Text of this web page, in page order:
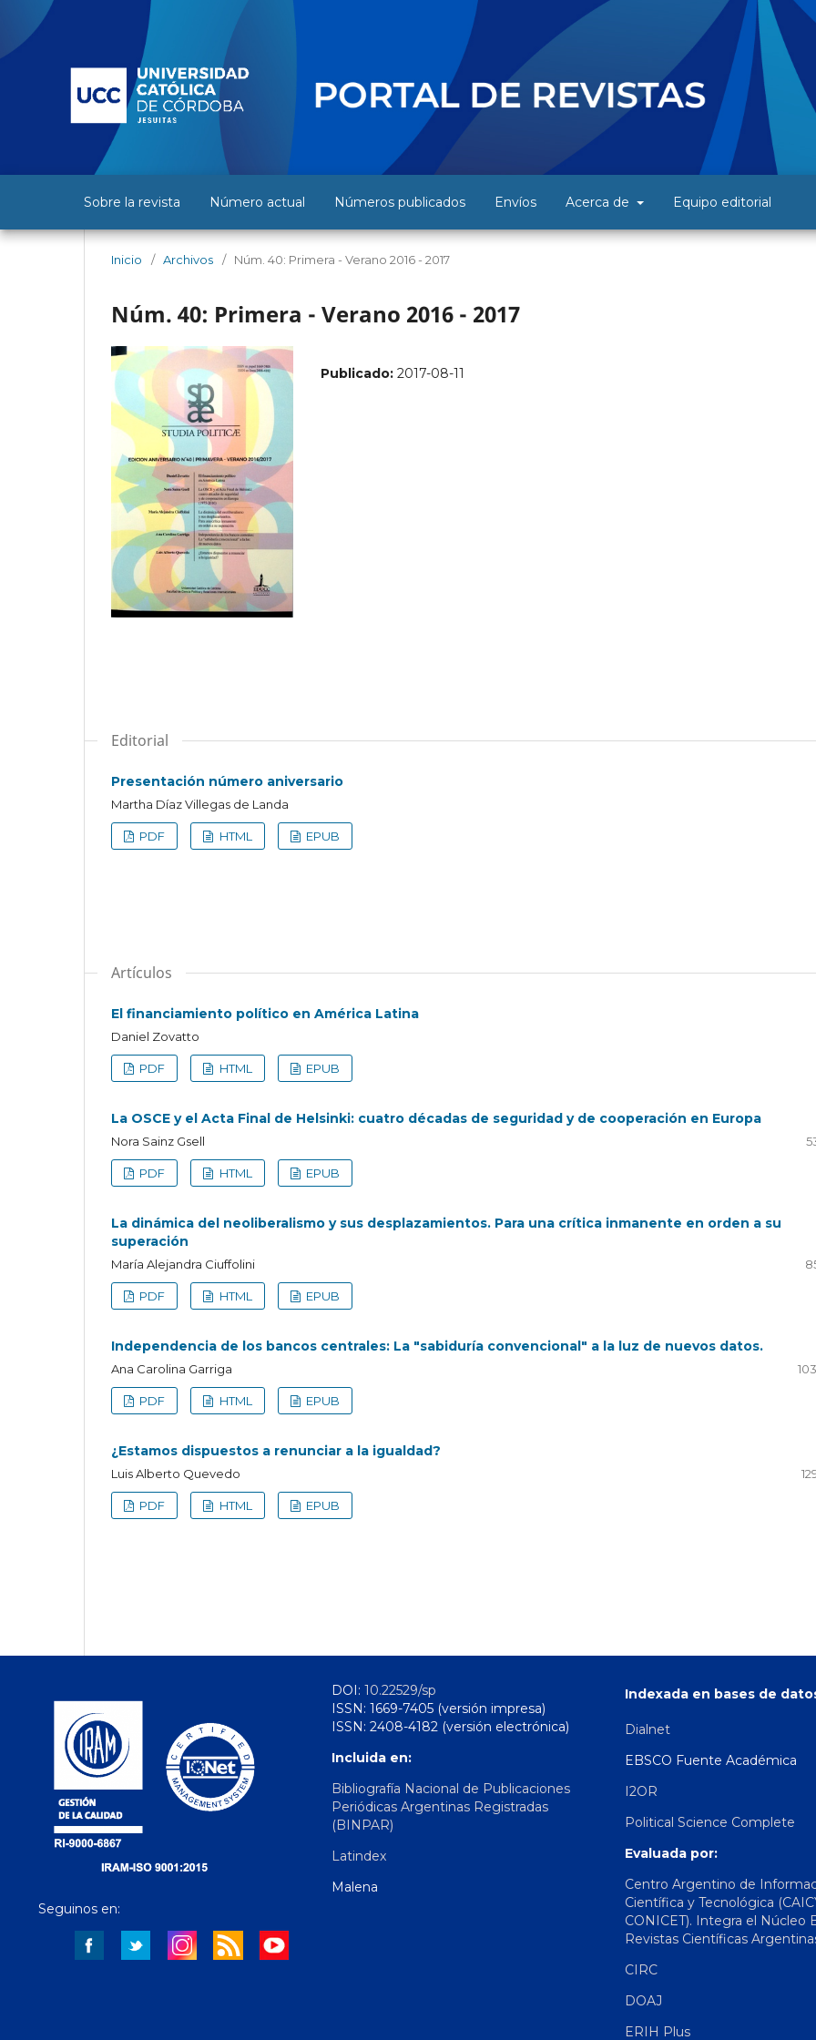
Sobre la revista Número actual Números publicados Envíos Acerca de Equipo editorial
Inicio / Archivos / Núm. 40: Primera - Verano 2016 - 2017
Núm. 40: Primera - Verano 2016 - 2017
Publicado: 2017-08-11
Editorial
Presentación número aniversario
Martha Díaz Villegas de Landa
PDF HTML EPUB
Artículos
El financiamiento político en América Latina
Daniel Zovatto
PDF HTML EPUB
La OSCE y el Acta Final de Helsinki: cuatro décadas de seguridad y de cooperación en Europa
Nora Sainz Gsell
PDF HTML EPUB
La dinámica del neoliberalismo y sus desplazamientos. Para una crítica inmanente en orden a su
superación
María Alejandra Ciuffolini
PDF HTML EPUB
Independencia de los bancos centrales: La "sabiduría convencional" a la luz de nuevos datos.
Ana Carolina Garriga
PDF HTML EPUB
¿Estamos dispuestos a renunciar a la igualdad?
Luis Alberto Quevedo
PDF HTML EPUB
Seguinos en:
DOI: 10.22529/sp
ISSN: 1669-7405 (versión impresa)
ISSN: 2408-4182 (versión electrónica)
Incluida en:
Bibliografía Nacional de Publicaciones
Periódicas Argentinas Registradas
(BINPAR)
Latindex
Malena
Indexada en bases de
Dialnet
EBSCO Fuente Académica
I2OR
Political Science Complete
Evaluada por:
Centro Argentino de
Científica y Tecnológica
CONICET). Integra el Núcleo
Revistas Científicas
CIRC
DOAJ
ERIH Plus